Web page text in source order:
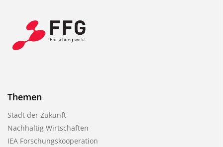
Themen
Stadt der Zukunft
Nachhaltig Wirtschaften
IEA Forschungskooperation